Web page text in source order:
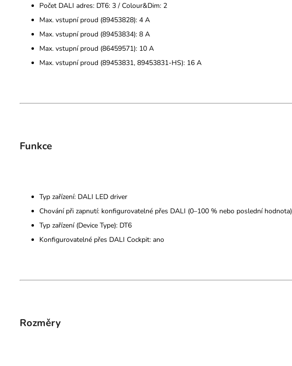
Počet DALI adres: DT6: 3 / Colour&Dim: 2
Max. vstupní proud (89453828): 4 A
Max. vstupní proud (89453834): 8 A
Max. vstupní proud (86459571): 10 A
Max. vstupní proud (89453831, 89453831-HS): 16 A
Funkce
Typ zařízení: DALI LED driver
Chování při zapnutí: konfigurovatelné přes DALI (0–100 % nebo poslední hodnota)
Typ zařízení (Device Type): DT6
Konfigurovatelné přes DALI Cockpit: ano
Rozměry